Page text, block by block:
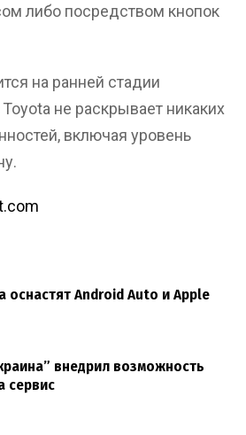
либо посредством кнопок
на ранней стадии
Toyota не раскрывает никаких
включая уровень
оснастят Android Auto и Apple
внедрил возможность
сервис